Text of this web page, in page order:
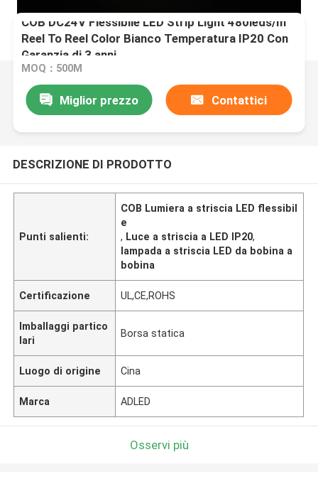
COB DC24V Flessibile LED Strip Light 480leds/m
Reel To Reel Color Bianco Temperatura IP20 Con
Garanzia di 3 anni
MOQ：500M
Miglior prezzo Contattici
DESCRIZIONE DI PRODOTTO
Punti salienti:
COB Lumiera a striscia LED flessibil
e
, Luce a striscia a LED IP20,
lampada a striscia LED da bobina a
bobina
Certificazione UL,CE,ROHS
Imballaggi partico
lari
Borsa statica
Luogo di origine Cina
Marca ADLED
Osservi più